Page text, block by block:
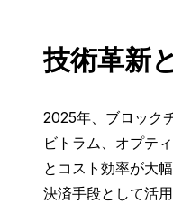
技術革新
2025年、ブロック
ビトラム、オプテ
とコスト効率が大
決済手段として活